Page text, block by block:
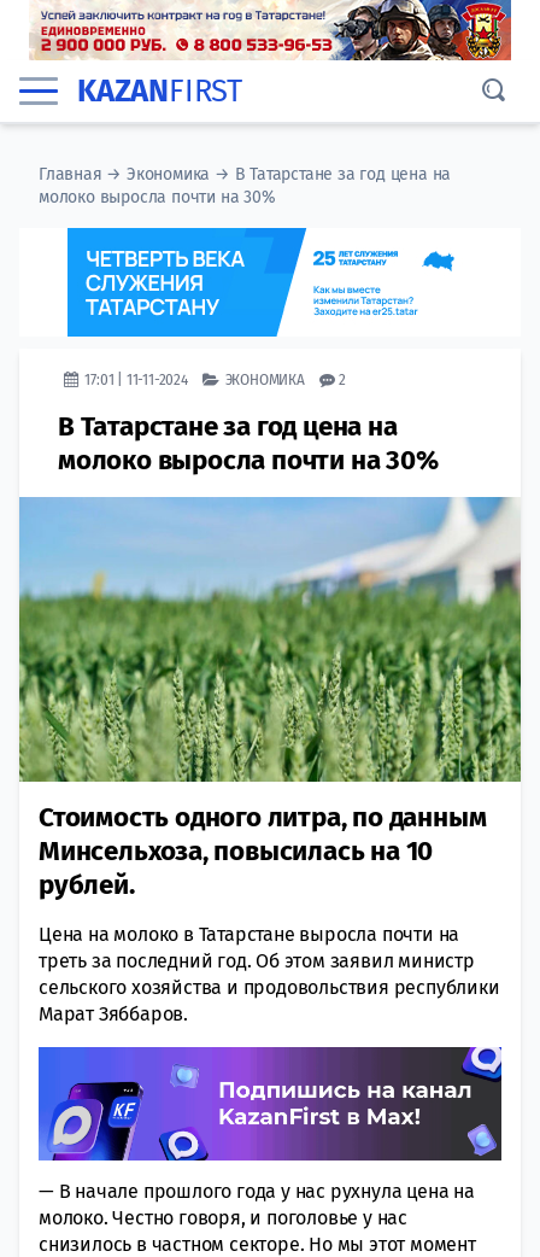
KAZANFIRST
Главная →Экономика → В Татарстане за год цена на
молоко выросла почти на 30%
17:01 | 11-11-2024 ЭКОНОМИКА 2
В Татарстане за год цена на
молоко выросла почти на 30%
Стоимость одного литра, по данным
Минсельхоза, повысилась на 10
рублей.
Цена на молоко в Татарстане выросла почти на
треть за последний год. Об этом заявил министр
сельского хозяйства и продовольствия республики
Марат Зяббаров.
— В начале прошлого года у нас рухнула цена на
молоко. Честно говоря, и поголовье у нас
снизилось в частном секторе. Но мы этот момент